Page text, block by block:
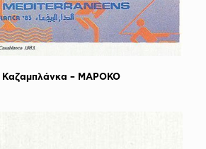
Καζαμπλάνκα – MAΡΟΚΟ